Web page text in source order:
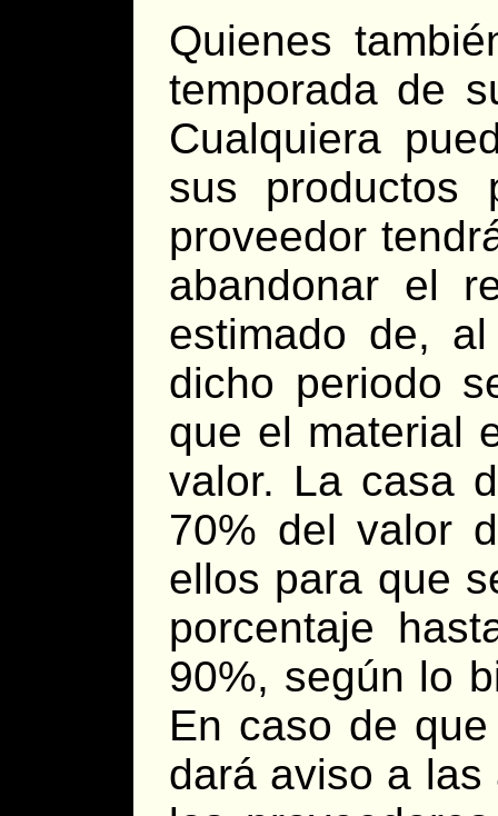
Quienes
temporada de
Cualquiera
sus productos
proveedor
abandonar el
estimado de,
dicho periodo
que el material
valor. La casa
70% del valor
ellos para que
porcentaje
90%, según lo
En caso de
dará aviso a las